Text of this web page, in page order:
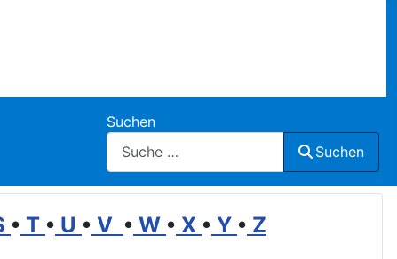
Suchen
Suchen
• T • U • V • W • X • Y • Z